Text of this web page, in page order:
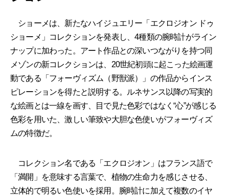
ショーメは、新たなハイジュエリー「エクロジオン ドゥ
ショーメ」コレクションを発表し、4種類の腕時計がライン
ナップに加わった。アート作品との深いつながりを持つ同
メゾンの新コレクションは、20世紀初頭に起こった絵画運
動である「フォーヴィズム（野獣派）」の作品からインス
ピレーションを得たと説明する。ルネサンス以降の写実的
な絵画とは一線を画す、目で見た色彩ではなく“心”が感じる
色彩を用いた、激しい筆致や大胆な色使いがフォーヴィズ
ムの特徴だ。
コレクション名である「エクロジオン」はフランス語で
「満開」を意味する言葉で、植物の生命力を感じさせる、
立体的で明るい色使いを採用。腕時計に加えて複数のイヤ